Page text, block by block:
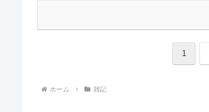
1
ホーム 雑記